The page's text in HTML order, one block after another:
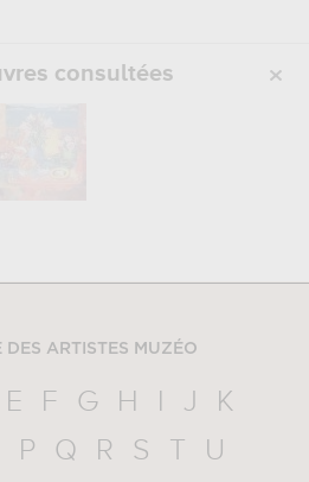
consultées
DES ARTISTES MUZÉO
E F G H J
K
P Q R S
U